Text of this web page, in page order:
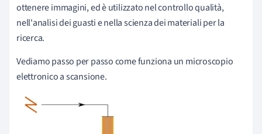
ottenere immagini, ed è utilizzato nel controllo qualità,
nell'analisi dei guasti e nella scienza dei materiali per la
ricerca.
Vediamo passo per passo come funziona un microscopio
elettronico a scansione.